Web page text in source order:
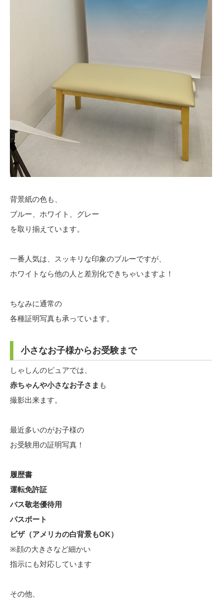
背景紙の色も、
ブルー、ホワイト、グレー
を取り揃えています。
一番人気は、スッキリな印象のブルーですが、
ホワイトなら他の人と差別化できちゃいますよ！
ちなみに通常の
各種証明写真も承っています。
小さなお子様からお受験まで
しゃしんのピュアでは、
赤ちゃんや小さなお子さま も
撮影出来ます。
最近多いのがお子様の
お受験用の証明写真！
履歴書
運転免許証
バス敬老優待用
パスポート
ビザ（アメリカの白背景もOK）
※顔の大きさなど細かい
指示にも対応しています
その他、